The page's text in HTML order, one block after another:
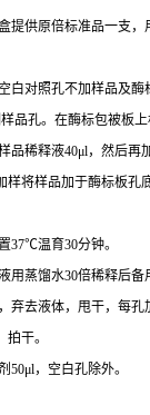
提供原倍标准品一支，
白对照孔不加样品及酶
品孔。在酶标包被板
品稀释液40μl，然后再
样将样品加于酶标板孔
37℃温育30分钟。
用蒸馏水30倍稀释后备
弃去液体，甩干，每孔
拍干。
50μl，空白孔除外。